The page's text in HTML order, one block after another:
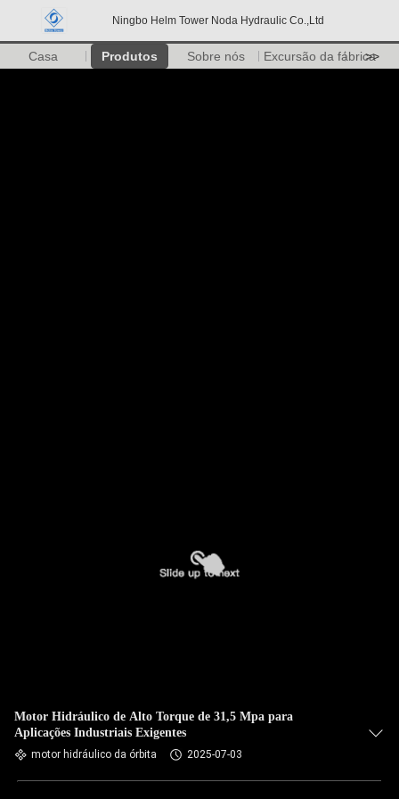
Ningbo Helm Tower Noda Hydraulic Co.,Ltd
Casa Produtos Sobre nós Excursão da fábrica
>>
Motor Hidráulico de Alto Torque de 31,5 Mpa para
Aplicações Industriais Exigentes
motor hidráulico da órbita 2025-07-03